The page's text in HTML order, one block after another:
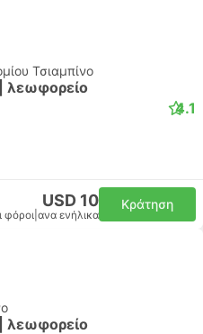
Τσιαμπίνο
λεωφορείο
4.1
USD 10
φόροι ανα ενήλικα
Κράτηση
λεωφορείο